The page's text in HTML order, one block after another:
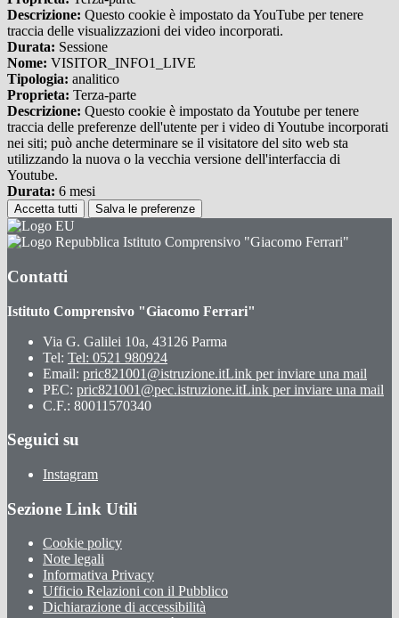
Descrizione: Questo cookie è impostato da YouTube per tenere
traccia delle visualizzazioni dei video incorporati.
Durata: Sessione
Nome: VISITOR_INFO1_LIVE
Tipologia: analitico
Proprieta: Terza-parte
Descrizione: Questo cookie è impostato da Youtube per tenere
traccia delle preferenze dell'utente per i video di Youtube incorporati
nei siti; può anche determinare se il visitatore del sito web sta
utilizzando la nuova o la vecchia versione dell'interfaccia di
Youtube.
Durata: 6 mesi
Accetta tutti Salva le preferenze
Istituto Comprensivo "Giacomo Ferrari"
Contatti
Istituto Comprensivo "Giacomo Ferrari"
Via G. Galilei 10a, 43126 Parma
Tel: Tel: 0521 980924
Email: pric821001@istruzione.itLink per inviare una mail
PEC: pric821001@pec.istruzione.itLink per inviare una mail
C.F.: 80011570340
Seguici su
Instagram
Sezione Link Utili
Cookie policy
Note legali
Informativa Privacy
Ufficio Relazioni con il Pubblico
Dichiarazione di accessibilità